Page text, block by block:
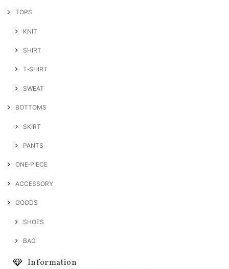
TOPS
KNIT
SHIRT
T‐SHIRT
SWEAT
BOTTOMS
SKIRT
PANTS
ONE‐PIECE
ACCESSORY
GOODS
SHOES
BAG
Information